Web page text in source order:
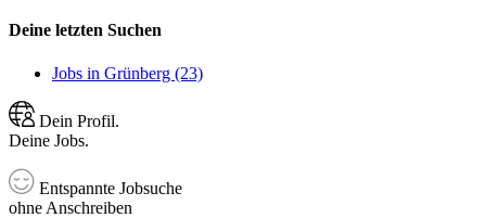
Deine letzten Suchen
Jobs in Grünberg (23)
Dein Profil.
Deine Jobs.
Entspannte Jobsuche
ohne Anschreiben